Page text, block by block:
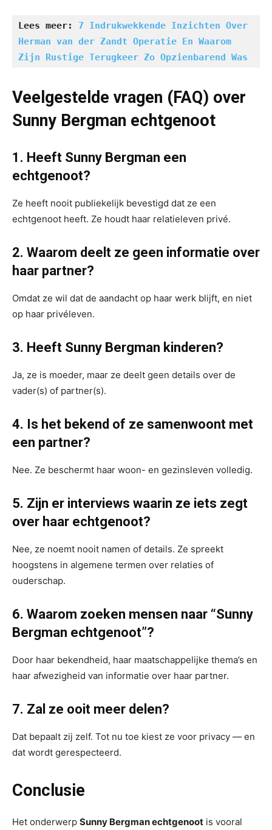
Lees meer: 7 Indrukwekkende Inzichten Over
Herman van der Zandt Operatie En Waarom
Zijn Rustige Terugkeer Zo Opzienbarend Was
Veelgestelde vragen (FAQ) over
Sunny Bergman echtgenoot
1. Heeft Sunny Bergman een
echtgenoot?
Ze heeft nooit publiekelijk bevestigd dat ze een
echtgenoot heeft. Ze houdt haar relatieleven privé.
2. Waarom deelt ze geen informatie over
haar partner?
Omdat ze wil dat de aandacht op haar werk blijft, en niet
op haar privéleven.
3. Heeft Sunny Bergman kinderen?
Ja, ze is moeder, maar ze deelt geen details over de
vader(s) of partner(s).
4. Is het bekend of ze samenwoont met
een partner?
Nee. Ze beschermt haar woon- en gezinsleven volledig.
5. Zijn er interviews waarin ze iets zegt
over haar echtgenoot?
Nee, ze noemt nooit namen of details. Ze spreekt
hoogstens in algemene termen over relaties of
ouderschap.
6. Waarom zoeken mensen naar “Sunny
Bergman echtgenoot”?
Door haar bekendheid, haar maatschappelijke thema’s en
haar afwezigheid van informatie over haar partner.
7. Zal ze ooit meer delen?
Dat bepaalt zij zelf. Tot nu toe kiest ze voor privacy — en
dat wordt gerespecteerd.
Conclusie
Het onderwerp Sunny Bergman echtgenoot is vooral